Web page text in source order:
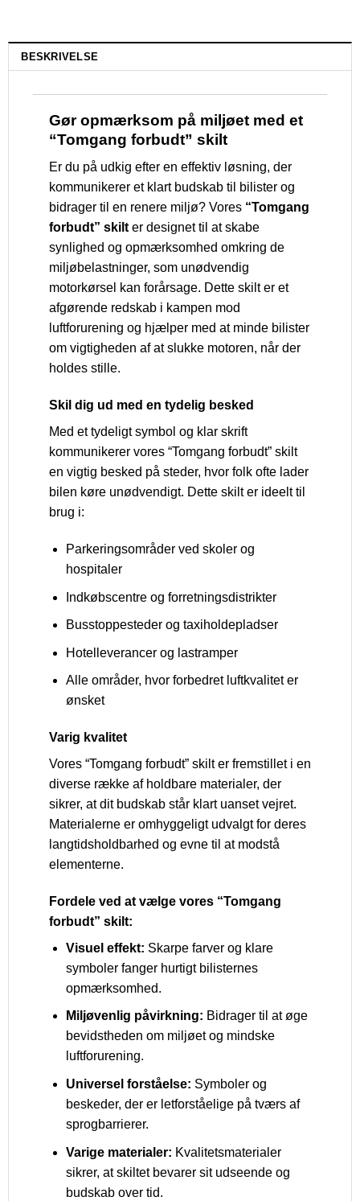
BESKRIVELSE
Gør opmærksom på miljøet med et
“Tomgang forbudt” skilt
Er du på udkig efter en effektiv løsning, der
kommunikerer et klart budskab til bilister og
bidrager til en renere miljø? Vores “Tomgang
forbudt” skilt er designet til at skabe
synlighed og opmærksomhed omkring de
miljøbelastninger, som unødvendig
motorkørsel kan forårsage. Dette skilt er et
afgørende redskab i kampen mod
luftforurening og hjælper med at minde bilister
om vigtigheden af at slukke motoren, når der
holdes stille.
Skil dig ud med en tydelig besked
Med et tydeligt symbol og klar skrift
kommunikerer vores “Tomgang forbudt” skilt
en vigtig besked på steder, hvor folk ofte lader
bilen køre unødvendigt. Dette skilt er ideelt til
brug i:
Parkeringsområder ved skoler og
hospitaler
Indkøbscentre og forretningsdistrikter
Busstoppesteder og taxiholdepladser
Hotelleverancer og lastramper
Alle områder, hvor forbedret luftkvalitet er
ønsket
Varig kvalitet
Vores “Tomgang forbudt” skilt er fremstillet i en
diverse række af holdbare materialer, der
sikrer, at dit budskab står klart uanset vejret.
Materialerne er omhyggeligt udvalgt for deres
langtidsholdbarhed og evne til at modstå
elementerne.
Fordele ved at vælge vores “Tomgang
forbudt” skilt:
Visuel effekt: Skarpe farver og klare
symboler fanger hurtigt bilisternes
opmærksomhed.
Miljøvenlig påvirkning: Bidrager til at øge
bevidstheden om miljøet og mindske
luftforurening.
Universel forståelse: Symboler og
beskeder, der er letforståelige på tværs af
sprogbarrierer.
Varige materialer: Kvalitetsmaterialer
sikrer, at skiltet bevarer sit udseende og
budskab over tid.